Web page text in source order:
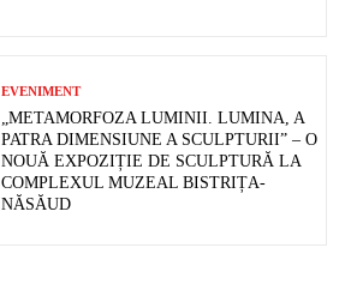
EVENIMENT
„METAMORFOZA LUMINII. LUMINA, A
PATRA DIMENSIUNE A SCULPTURII” – O
NOUĂ EXPOZIȚIE DE SCULPTURĂ LA
COMPLEXUL MUZEAL BISTRIȚA-
NĂSĂUD